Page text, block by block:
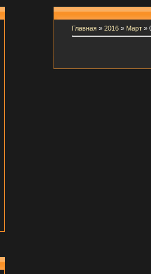
Главная» 2016 » Март »